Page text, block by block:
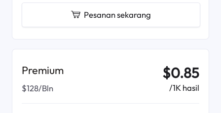
Pesanan sekarang
Premium
$128/Bln
$0.85
/1K hasil